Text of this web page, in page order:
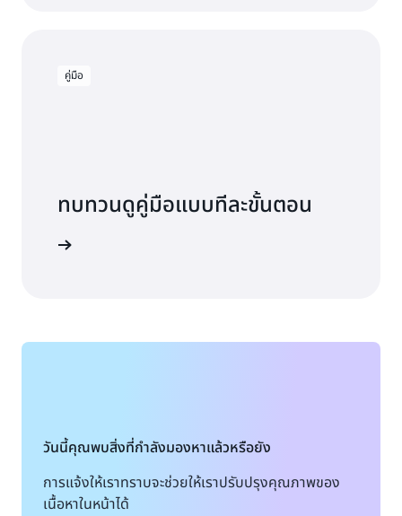
คู่มือ
ทบทวนดูคู่มือแบบทีละขั้นตอน
วันนี้คุณพบสิ่งที่กำลังมองหาแล้วหรือยัง
การแจ้งให้เราทราบจะช่วยให้เราปรับปรุงคุณภาพของ
เนื้อหาในหน้าได้